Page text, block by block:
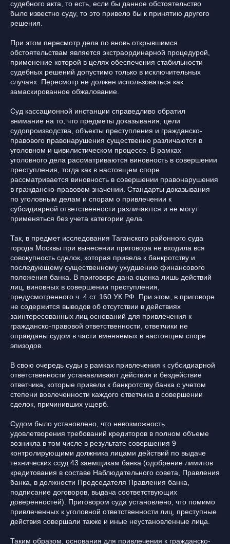
судебного акта, то есть, если бы данное обстоятельство
было известно суду, то это привело бы к принятию другого
решения.
При этом пересмотр дела по вновь открывшимся
обстоятельствам является экстраординарной процедурой,
применение которой в целях обеспечения стабильности
судебных решений допустимо только в исключительных
случаях. Пересмотр не должен использоваться как
замаскированное обжалование.
Суд кассационной инстанции справедливо обратил
внимание на то, что предметы доказывания, цели
судопроизводства, объекты преступления и гражданско-
правового правонарушения существенно различаются в
уголовном и цивилистическом процессе. В рамках
уголовного дела рассматриваются виновность в совершении
преступления, тогда как в настоящем споре
рассматривается виновность в совершении правонарушения
в гражданско-правовом значении. Стандарты доказывания
по уголовным делам и спорам о привлечении к
субсидиарной ответственности различаются и не могут
применяться без учета категории дела.
Так, в предмет исследования Таганского районного суда
города Москвы при вынесении приговора не входила вся
совокупность сделок, которая привела к банкротству и
последующему существенному ухудшению финансового
положения банка. В приговоре дана оценка лишь действий
лиц, виновных в совершении преступления,
предусмотренного ч. 4 ст. 160 УК РФ. При этом, в приговоре
не содержится выводов об отсутствии в действиях
заинтересованных лиц оснований для привлечения к
гражданско-правовой ответственности, ответчики не
оправданы судом в части вменяемых в настоящем споре
эпизодов.
В свою очередь суды в рамках привлечения к субсидиарной
ответственности устанавливают действия и бездействие
ответчика, которые привели к банкротству банка с учетом
степени вовлеченности каждого ответчика в совершении
сделок, причинивших ущерб.
Судом было установлено, что невозможность
удовлетворения требований кредиторов в полном объеме
возникла в том числе в результате совершения 9
контролирующими должника лицами действий по выдаче
технических ссуд 43 заемщикам банка (одобрение лимитов
кредитования в составе Наблюдательного совета, Правления
банка, в должности Председателя Правления банка,
подписание договоров, выдача соответствующих
доверенностей). Приговором суда установлено, что помимо
привлеченных к уголовной ответственности лиц, преступные
действия совершали также и иные неустановленные лица.
Таким образом, основания для привлечения к гражданско-